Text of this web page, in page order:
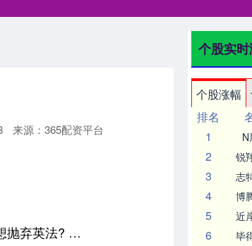
来源：365配资平台
鑫优配 不许中国参会, 日本发出警告, 美国想抛弃英法? 俄罗斯: 这是羞辱
个股实
个股涨幅
排名
1
N
2 锐
3 志
4 博
5 近
6 毕